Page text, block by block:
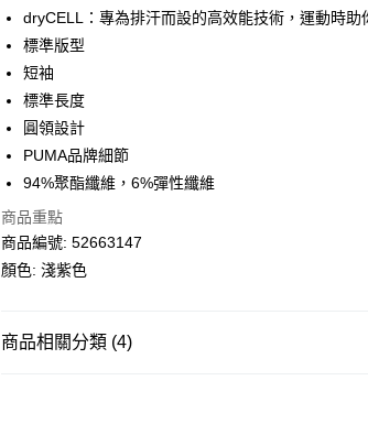
送貨方式
單筆訂單淨值滿$399可享免運費優惠
每筆HK$30.00，滿HK$399.00或以上免運費
滿$599可享澳門免運費優惠
dryCELL：專為排汗而設的高效能技術，運動時助
標準版型
短袖
標準長度
圓領設計
PUMA品牌細節
94%聚酯纖維，6%彈性纖維
商品重點
商品編號: 52663147
顏色: 淺紫色
商品相關分類 (4)